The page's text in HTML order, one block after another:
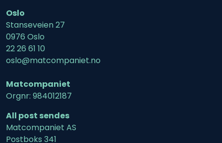
Oslo
Stanseveien 27
0976 Oslo
22 26 61 10
oslo@matcompaniet.no
Matcompaniet
Orgnr: 984012187
All post sendes
Matcompaniet AS
Postboks 341